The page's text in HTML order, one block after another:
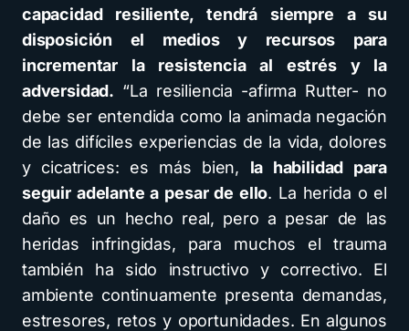
capacidad resiliente, tendrá siempre a su
disposición el medios y recursos para
incrementar la resistencia al estrés y la
adversidad. “La resiliencia -afirma Rutter- no
debe ser entendida como la animada negación
de las difíciles experiencias de la vida, dolores
y cicatrices: es más bien, la habilidad para
seguir adelante a pesar de ello. La herida o el
daño es un hecho real, pero a pesar de las
heridas infringidas, para muchos el trauma
también ha sido instructivo y correctivo. El
ambiente continuamente presenta demandas,
estresores, retos y oportunidades. En algunos